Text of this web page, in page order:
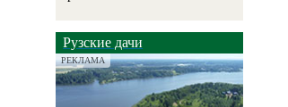
Рузские дачи
РЕКЛАМА